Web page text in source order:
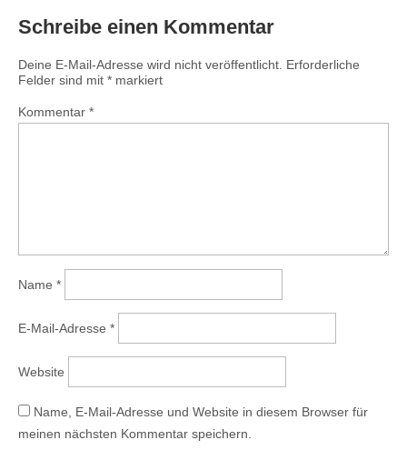
Schreibe einen Kommentar
Deine E-Mail-Adresse wird nicht veröffentlicht. Erforderliche
Felder sind mit * markiert
Kommentar *
Name *
E-Mail-Adresse *
Website
Name, E-Mail-Adresse und Website in diesem Browser für
meinen nächsten Kommentar speichern.